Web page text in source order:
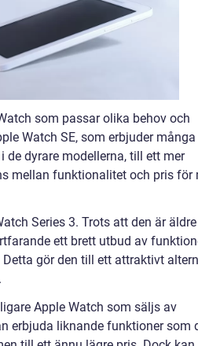
som passar olika behov och
Watch SE, som erbjuder
dyrare modellerna, till ett mer
mellan funktionalitet och pris för
Series 3. Trots att den är
ett brett utbud av
gör den till ett attraktivt
Apple Watch som säljs av
erbjuda liknande funktioner som